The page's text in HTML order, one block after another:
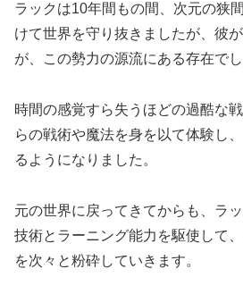
ラックは10年間もの間、次元の狭
けて世界を守り抜きましたが、彼
が、この勢力の源流にある存在でし
時間の感覚すら失うほどの過酷な
らの戦術や魔法を身を以て体験し
るようになりました。
元の世界に戻ってきてからも、ラ
技術とラーニング能力を駆使して
を次々と粉砕していきます。